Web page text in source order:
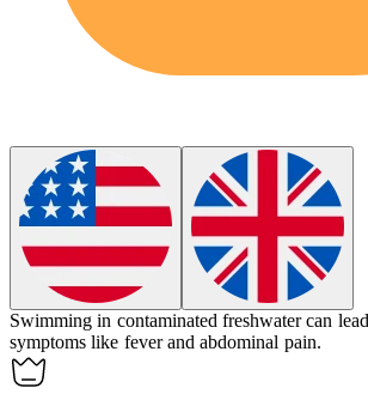
Swimming in contaminated freshwater can
symptoms like fever and abdominal pain.